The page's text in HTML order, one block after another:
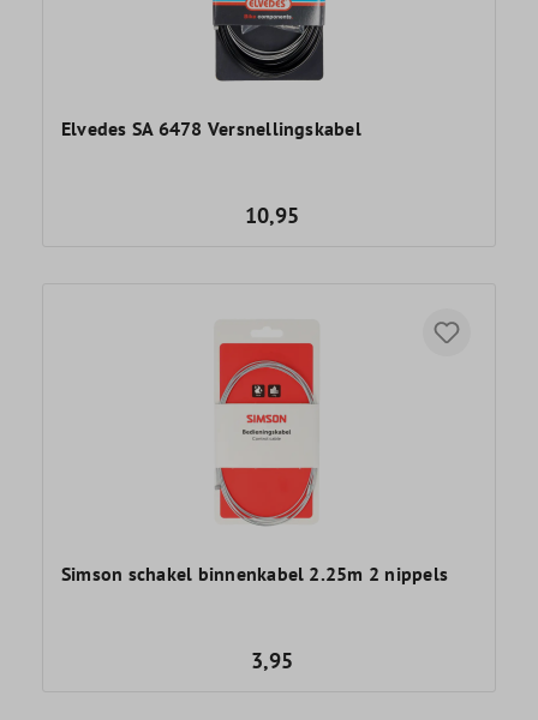
Elvedes SA 6478 Versnellingskabel
10,95
Simson schakel binnenkabel 2.25m 2 nippels
3,95